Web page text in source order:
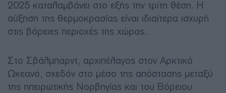
2025 καταλαμβάνει στο εξής την τρίτη θέση. Η
αύξηση της θερμοκρασίας είναι ιδιαίτερα ισχυρή
στις βόρειες περιοχές της χώρας.
Στο Σβάλμπαρντ, αρχιπέλαγος στον Αρκτικό
Ωκεανό, σχεδόν στο μέσο της απόστασης μεταξύ
της ηπειρωτικής Νορβηγίας και του Βόρειου